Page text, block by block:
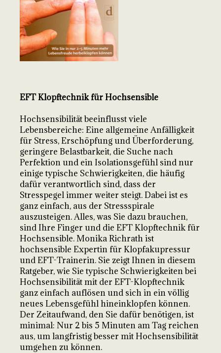
EFT Klopftechnik für Hochsensible
Hochsensibilität beeinflusst viele
Lebensbereiche: Eine allgemeine Anfälligkeit
für Stress, Erschöpfung und Überforderung,
geringere Belastbarkeit, die Suche nach
Perfektion und ein Isolationsgefühl sind nur
einige typische Schwierigkeiten, die häufig
dafür verantwortlich sind, dass der
Stresspegel immer weiter steigt. Dabei ist es
ganz einfach, aus der Stressspirale
auszusteigen. Alles, was Sie dazu brauchen,
sind Ihre Finger und die EFT Klopftechnik für
Hochsensible. Monika Richrath ist
hochsensible Expertin für Klopfakupressur
und EFT-Trainerin. Sie zeigt Ihnen in diesem
Ratgeber, wie Sie typische Schwierigkeiten bei
Hochsensibilität mit der EFT-Klopftechnik
ganz einfach auflösen und sich in ein völlig
neues Lebensgefühl hineinklopfen können.
Der Zeitaufwand, den Sie dafür benötigen, ist
minimal: Nur 2 bis 5 Minuten am Tag reichen
aus, um langfristig besser mit Hochsensibilität
umgehen zu können.